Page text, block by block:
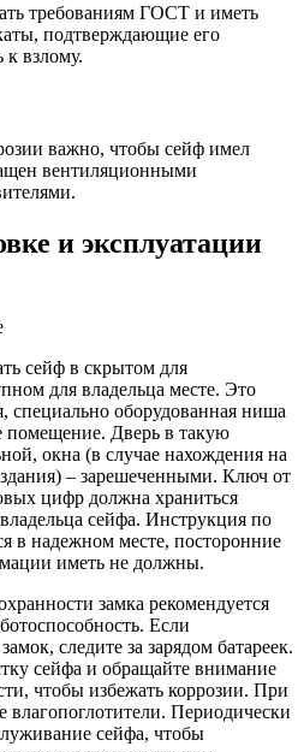
требованиям ГОСТ и иметь
подтверждающие его
к взлому.
важно, чтобы сейф имел
вентиляционными
и эксплуатации
сейф в скрытом для
для владельца месте. Это
специально оборудованная ниша
помещение. Дверь в такую
окна (в случае нахождения на
– зарешеченными. Ключ от
цифр должна храниться
сейфа. Инструкция по
в надежном месте, посторонние
иметь не должны.
замка рекомендуется
Если
следите за зарядом батареек.
сейфа и обращайте внимание
чтобы избежать коррозии. При
влагопоглотители. Периодически
сейфа, чтобы